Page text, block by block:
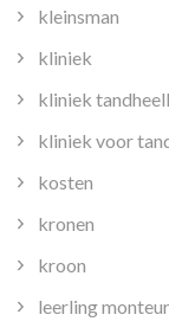
kleinsman
kliniek
kliniek
kliniek voor
kosten
kronen
kroon
leerling monteur